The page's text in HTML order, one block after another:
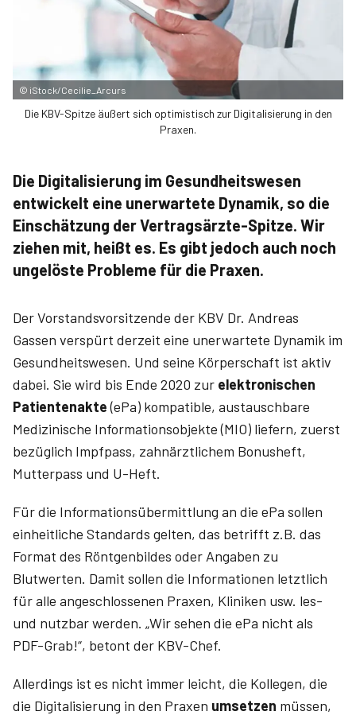
© iStock/Cecilie_Arcurs
Die KBV-Spitze äußert sich optimistisch zur Digitalisierung in den
Praxen.
Die Digitalisierung im Gesundheitswesen
entwickelt eine unerwartete Dynamik, so die
Einschätzung der Vertragsärzte-Spitze. Wir
ziehen mit, heißt es. Es gibt jedoch auch noch
ungelöste Probleme für die Praxen.
Der Vorstandsvorsitzende der KBV Dr. Andreas
Gassen verspürt derzeit eine unerwartete Dynamik im
Gesundheitswesen. Und seine Körperschaft ist aktiv
dabei. Sie wird bis Ende 2020 zur elektronischen
Patientenakte(ePa) kompatible, austauschbare
Medizinische Informationsobjekte (MIO) liefern, zuerst
bezüglich Impfpass, zahnärztlichem Bonusheft,
Mutterpass und U-Heft.
Für die Informationsübermittlung an die ePa sollen
einheitliche Standards gelten, das betrifft z.B. das
Format des Röntgenbildes oder Angaben zu
Blutwerten. Damit sollen die Informationen letztlich
für alle angeschlossenen Praxen, Kliniken usw. les-
und nutzbar werden. „Wir sehen die ePa nicht als
PDF-Grab!“, betont der KBV-Chef.
Allerdings ist es nicht immer leicht, die Kollegen, die
die Digitalisierung in den Praxen umsetzen müssen,